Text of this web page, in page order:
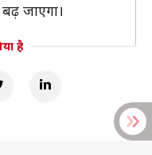
जाएगा।
है